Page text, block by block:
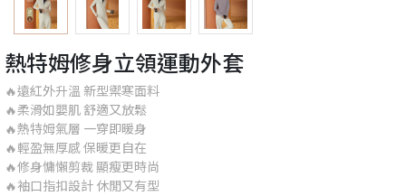
熱特姆修身立領運動外套
🔥遠紅外升溫 新型禦寒面料
🔥柔滑如嬰肌 舒適又放鬆
🔥熱特姆氣層 一穿即暖身
🔥輕盈無厚感 保暖更自在
🔥修身慵懶剪裁 顯瘦更時尚
🔥袖口指扣設計 休閒又有型